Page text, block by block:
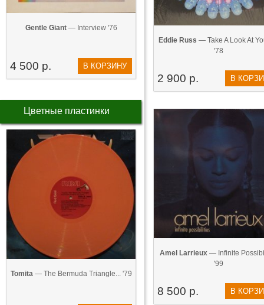
Gentle Giant— Interview '76
4 500 р. В КОРЗИНУ
Цветные пластинки
Tomita— The Bermuda Triangle... '79
Eddie Russ — Take A Look At
'78
2 900 р. В
Amel Larrieux — Infinite
'99
8 500 р. В